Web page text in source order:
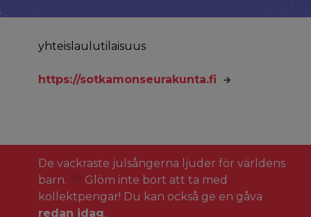
yhteislaulutilaisuus
https://sotkamonseurakunta.fi
De vackraste julsångerna ljuder för världens
barn.
Glöm inte bort att ta med
kollektpengar! Du kan också ge en gåva
redan idag.